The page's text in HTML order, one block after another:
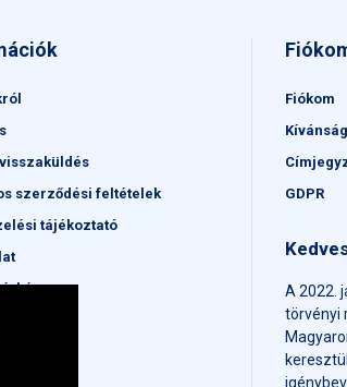
szerződési feltételek
tájékoztató
Fiókom
GDPR
A 2022.
törvényi